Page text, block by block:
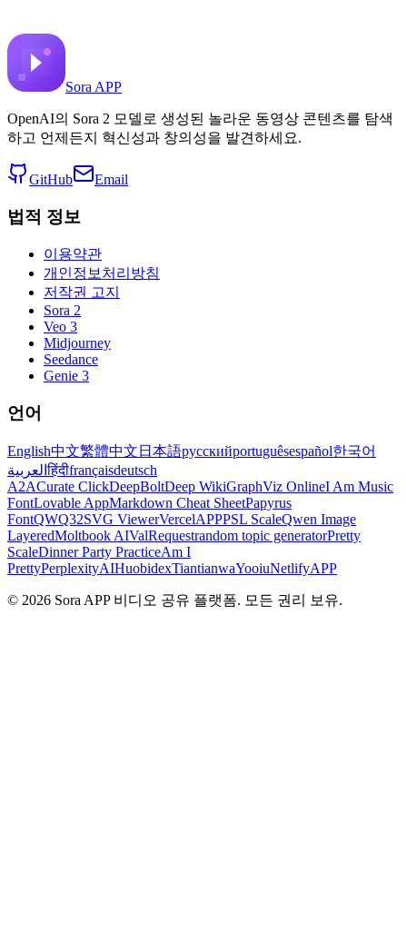
el.cine
Sora APP
OpenAI의 Sora 2 모델로 생성된 놀라운 동영상 콘텐츠를 탐색
하고 언제든지 혁신성과 창의성을 발견하세요.
GitHub Email
법적 정보
이용약관
개인정보처리방침
저작권 고지
Sora 2
Veo 3
Midjourney
Seedance
Genie 3
언어
English中文繁體中文 日本語русскийportuguêsespañol한국어
العربيةहिंदीfrançaisdeutsch
A2ACurate ClickDeepBoltDeep WikiGraphViz OnlineI Am Music
FontLovable AppMarkdown Cheat SheetPapyrus
FontQWQ32SVG ViewerVercelAPPPSL ScaleQwen Image
LayeredMoltbook AIValRequestrandom topic generatorPretty
ScaleDinner Party PracticeAm I
PrettyPerplexityAIHuobidexTiantianwaYooiuNetlifyAPP
© 2026 Sora APP 비디오 공유 플랫폼. 모든 권리 보유.